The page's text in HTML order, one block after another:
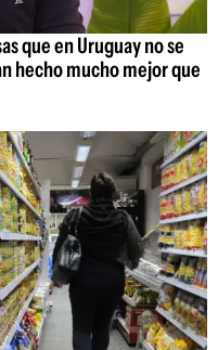
que en Uruguay no se
hecho mucho mejor que